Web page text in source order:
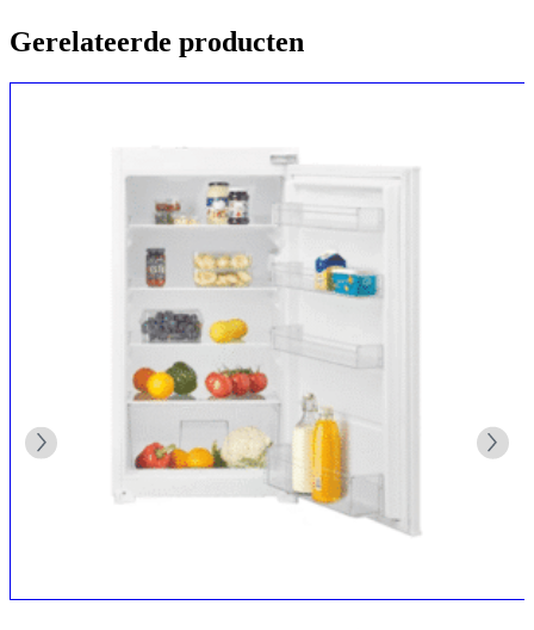
Gerelateerde producten